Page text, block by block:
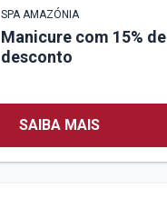
SPA AMAZÓNIA
Manicure com 15% de
desconto
SAIBA MAIS